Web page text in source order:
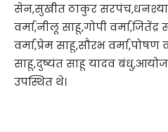
सेन,सुखीत ठाकुर
वर्मा,नीलू साहू,गोपी
वर्मा,प्रेम साहू,सौरभ वर्मा,पोषण
साहू,दुष्यंत साहू यादव
उपस्थित थे।